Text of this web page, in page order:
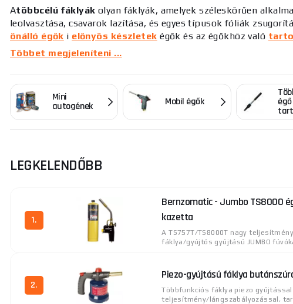
Atöbbcélú fáklyák olyan fáklyák, amelyek széleskörűen
leolvasztása, csavarok lazítása, és egyes típusok fóliák
önálló égők i előnyös készletek égők és az égőkhöz való
tartozékokat és forrasztási tartozékokat. A kiválasztással,
kapcsolatba velünk, szívesen segítünk Önnek.
Többet megjeleníteni ...
Mini
autogének Mobil égők égő
LEGKELENDŐBB
1.
Bernzomatic - Jumbo TS8000
kazetta
A TS757T/TS8000T nagy
fáklya/gyújtós gyújtású JUMBO
2.
Piezo-gyújtású fáklya
Többfunkciós fáklya piezo
teljesítmény/lángszabályozással,